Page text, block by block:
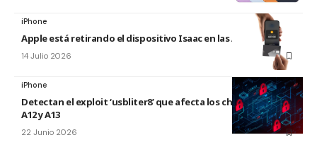
iPhone
Apple está retirando el dispositivo Isaac en las Apple Store
14 Julio 2026
iPhone
Detectan el exploit ‘usbliter8’ que afecta los chips de Apple
A12 y A13
22 Junio 2026